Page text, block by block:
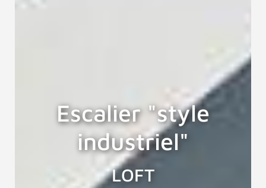
Escalier "style
industriel"
LOFT